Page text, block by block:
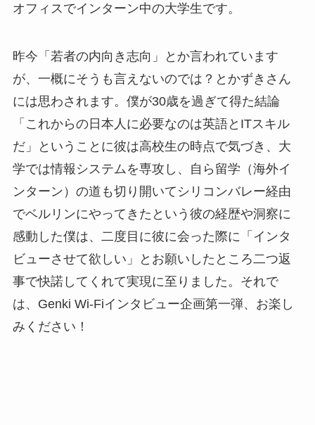
オフィスでインターン中の大学生です。
昨今「若者の内向き志向」とか言われています
が、一概にそうも言えないのでは？とかずきさん
には思わされます。僕が30歳を過ぎて得た結論
「これからの日本人に必要なのは英語とITスキル
だ」ということに彼は高校生の時点で気づき、大
学では情報システムを専攻し、自ら留学（海外イ
ンターン）の道も切り開いてシリコンバレー経由
でベルリンにやってきたという彼の経歴や洞察に
感動した僕は、二度目に彼に会った際に「インタ
ビューさせて欲しい」とお願いしたところ二つ返
事で快諾してくれて実現に至りました。それで
は、Genki Wi-Fiインタビュー企画第一弾、お楽し
みください！